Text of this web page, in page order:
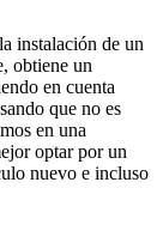
instalación de un
obtiene un
en cuenta
que no es
en una
optar por un
nuevo e incluso